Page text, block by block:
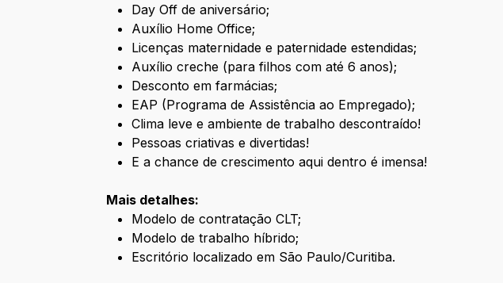
Day Off de aniversário;
Auxílio Home Office;
Licenças maternidade e paternidade estendidas;
Auxílio creche (para filhos com até 6 anos);
Desconto em farmácias;
EAP (Programa de Assistência ao Empregado);
Clima leve e ambiente de trabalho descontraído!
Pessoas criativas e divertidas!
E a chance de crescimento aqui dentro é imensa!
Mais detalhes:
Modelo de contratação CLT;
Modelo de trabalho híbrido;
Escritório localizado em São Paulo/Curitiba.